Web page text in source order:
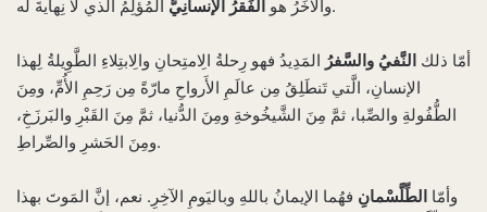
والآخَرُ هو الفَقرُ الإنسانِيُّ المُؤلِمُ الَّذي لا نِهايةَ له.
أمّا ذلك النَّفيُ والسَّفرُ المَدِيدُ فهو رِحلةُ الِامتِحانِ والِابتِلاءِ الطَّوِيلةُ لِهذا
الإنسانِ، الَّتي تَنطَلِقُ مِن عالَمِ الأَرواحِ مارّةً مِن رَحِمِ الأُمِّ، ومِنَ
الطُّفُولةِ والصِّبا، ثمَّ مِنَ الشَّيخُوخةِ ومِنَ الدُّنيا، ثمَّ مِنَ القَبْرِ والبَرزَخِ،
ومِنَ الحَشرِ والصِّراطِ.
وأمّا الطِّلَّسْمانِ فهُما الإيمانُ باللهِ وباليَومِ الآخِرِ. نعم، إنَّ المَوتَ بهذا